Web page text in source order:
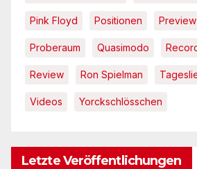
Pink Floyd Positionen Preview
Proberaum Quasimodo
Review Ron Spielman
Videos Yorckschlösschen
Letzte Veröffentlichungen